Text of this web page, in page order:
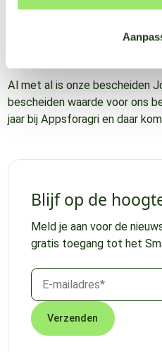
stukken PVC en handmatig
PCB’s automatisch bestukt.”
Al met al is onze bescheiden
bescheiden waarde voor ons
jaar bij Appsforagri en daar
Blijf op de
Meld je aan voor de
gratis toegang tot het